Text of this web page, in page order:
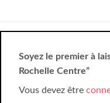
Soyez le premier à
Rochelle Centre”
Vous devez être